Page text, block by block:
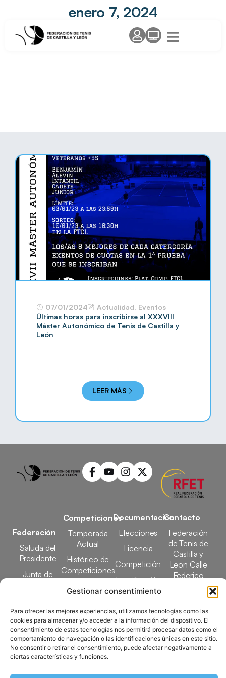
Gestionar consentimiento
Para ofrecer las mejores experiencias, utilizamos tecnologías como las
cookies para almacenar y/o acceder a la información del dispositivo. El
consentimiento de estas tecnologías nos permitirá procesar datos como el
comportamiento de navegación o las identificaciones únicas en este sitio.
No consentir o retirar el consentimiento, puede afectar negativamente a
ciertas características y funciones.
enero 7, 2024
07/01/2024 Actualidad, Eventos
Últimas horas para inscribirse al XXXVIII
Máster Autonómico de Tenis de Castilla y
León
LEER MÁS
Federación
Saluda del
Presidente
Junta de
Elecciones
Clubes
Federados
Competiciones
Temporada
Actual
Histórico de
Competiciones
Designaciones
Arbitrales
Documentación
Elecciones
Licencia
Competición
Tecnificación
Docencia
Contacto
Federación
de Tenis de
Castilla y
Leon Calle
Federico
García Lorca,
Valladolid
983 24 94 26